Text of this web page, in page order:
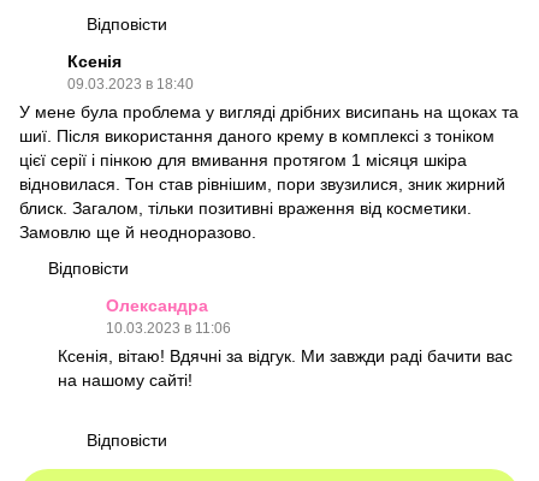
Відповісти
Ксенія
09.03.2023 в 18:40
У мене була проблема у вигляді дрібних висипань на щоках та
шиї. Після використання даного крему в комплексі з тоніком
цієї серії і пінкою для вмивання протягом 1 місяця шкіра
відновилася. Тон став рівнішим, пори звузилися, зник жирний
блиск. Загалом, тільки позитивні враження від косметики.
Замовлю ще й неодноразово.
Відповісти
Олександра
10.03.2023 в 11:06
Ксенія, вітаю! Вдячні за відгук. Ми завжди раді бачити вас
на нашому сайті!
Відповісти